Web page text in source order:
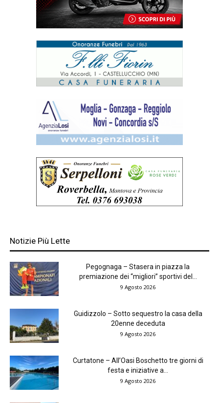
Notizie Più Lette
Pegognaga – Stasera in piazza la
premiazione dei “migliori” sportivi del...
9 Agosto 2026
Guidizzolo – Sotto sequestro la casa della
20enne deceduta
9 Agosto 2026
Curtatone – All’Oasi Boschetto tre giorni di
festa e iniziative a...
9 Agosto 2026